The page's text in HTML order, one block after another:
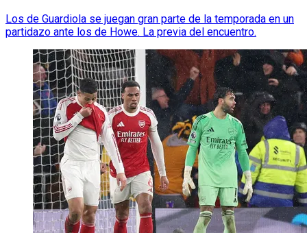
Los de Guardiola se juegan gran parte de la temporada en un
partidazo ante los de Howe. La previa del encuentro.